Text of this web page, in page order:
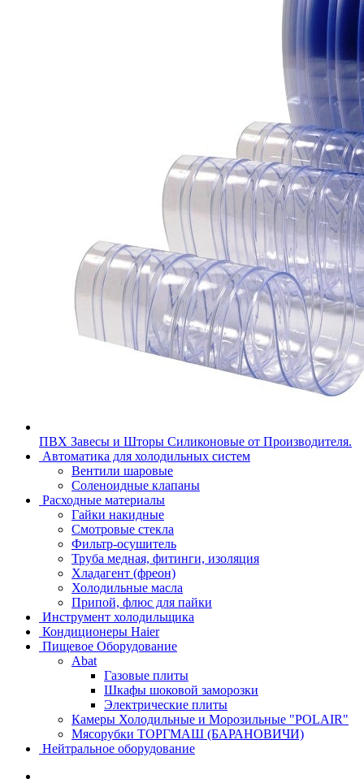
ПВХ Завесы и Шторы Силиконовые от Производителя.
Автоматика для холодильных систем
Вентили шаровые
Соленоидные клапаны
Расходные материалы
Гайки накидные
Смотровые стекла
Фильтр-осушитель
Труба медная, фитинги, изоляция
Хладагент (фреон)
Холодильные масла
Припой, флюс для пайки
Инструмент холодильщика
Кондиционеры Haier
Пищевое Оборудование
Abat
Газовые плиты
Шкафы шоковой заморозки
Электрические плиты
Камеры Холодильные и Морозильные "POLAIR"
Мясорубки ТОРГМАШ (БАРАНОВИЧИ)
Нейтральное оборудование